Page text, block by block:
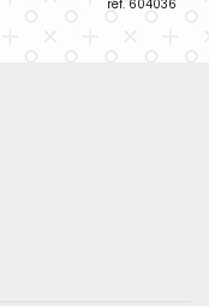
réf. 604036